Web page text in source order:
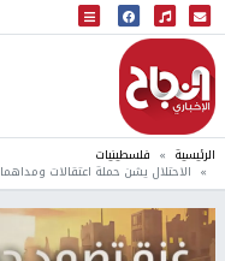
البث المباشر
إذاعة النجاح
الرئيسية فلسطينيات
الاحتلال يشن حملة اعتقالات